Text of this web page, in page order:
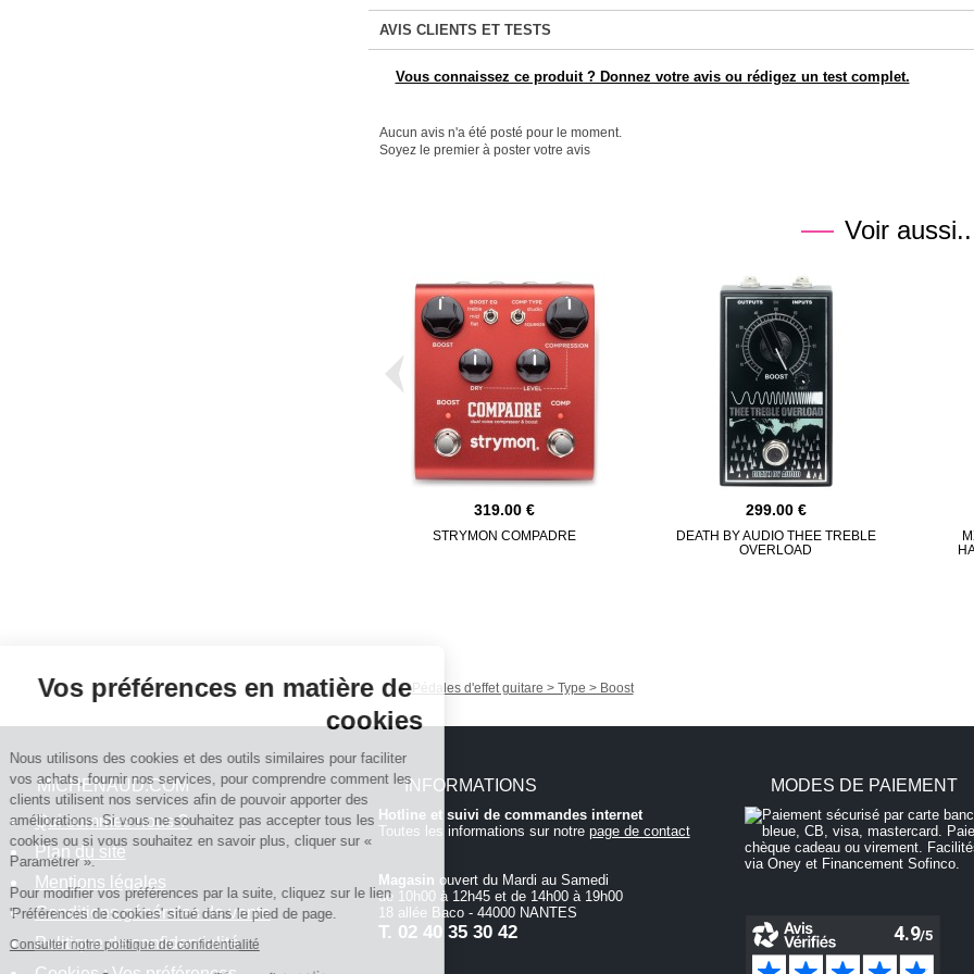
Vos préférences en matière de
cookies
Nous utilisons des cookies et des outils similaires pour faciliter
vos achats, fournir nos services, pour comprendre comment les
clients utilisent nos services afin de pouvoir apporter des
améliorations. Si vous ne souhaitez pas accepter tous les
cookies ou si vous souhaitez en savoir plus, cliquer sur «
Paramétrer ».
Pour modifier vos préférences par la suite, cliquez sur le lien
'Préférences de cookies' situé dans le pied de page.
Consulter notre politique de confidentialité
AVIS CLIENTS ET TESTS
Vous connaissez ce produit ? Donnez votre avis ou rédigez un test complet.
Aucun avis n'a été posté pour le moment.
Soyez le premier à poster votre avis
Voir
319.00
STRYMON COMPADRE
299.00
DEATH BY AUDIO THEE TREBLE
OVERLOAD
Pédales d'effet guitare > Type > Boost
MICHENAUD.COM
Qui sommes nous ?
Plan du site
Mentions légales
Conditions générales de vente
Politique de confidentialité
INFORMATIONS
Hotline et suivi de commandes internet
Toutes les informations sur notre page de contact
Magasin ouvert du Mardi au Samedi
de 10h00 à 12h45 et de 14h00 à 19h00
18 allée Baco - 44000 NANTES
T. 02 40 35 30 42
MODES DE PAIEMENT